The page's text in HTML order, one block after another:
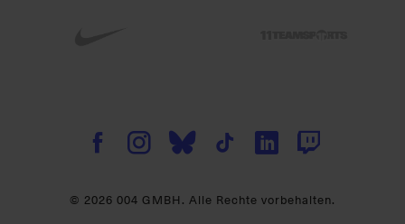
© 2026 004 GMBH. Alle Rechte vorbehalten.